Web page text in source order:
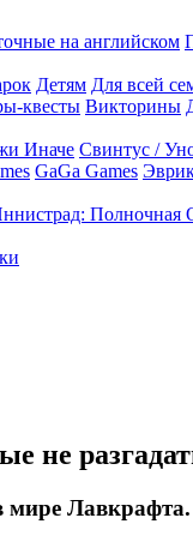
на английском
Детям Для всей
квесты Викторины
Иначе Свинтус /
GaGa Games
Полночная
не
мире Лавкрафта.